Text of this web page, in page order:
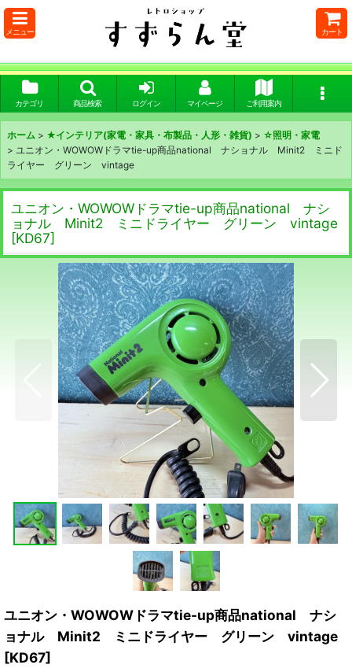
メニュー カート
カテゴリ 商品検索 ログイン マイページ ご利用案内
ホーム > ★インテリア(家電・家具・布製品・人形・雑貨) > ☆照明・家電
> ユニオン・WOWOWドラマtie-up商品national ナショナル Minit2 ミニド
ライヤー グリーン vintage
ユニオン・WOWOWドラマtie-up商品national ナシ
ョナル Minit2 ミニドライヤー グリーン vintage
[KD67]
ユニオン・WOWOWドラマtie-up商品national ナシ
ョナル Minit2 ミニドライヤー グリーン vintage
[KD67]